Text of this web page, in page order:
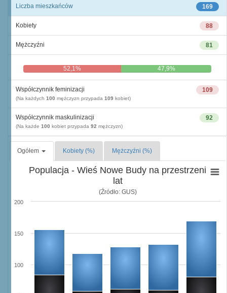
169
Liczba mieszkańców
88
Kobiety
81
Mężczyźni
52,1% 47,9%
109
Współczynnik feminizacji
(Na każdych 100 mężczyzn przypada 109 kobiet)
92
Współczynnik maskulinizacji
(Na każde 100 kobiet przypada 92 mężczyzn)
Ogółem Kobiety (%) Mężczyźni (%)
Populacja - Wieś Nowe Budy na przestrzeni
lat
(Źródło: GUS)
100
150
200